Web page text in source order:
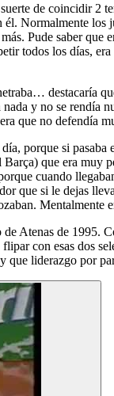
de coincidir 2
Normalmente
Pude saber
todos los días,
destacaría
y no se
que no defendía
porque si
que era muy
cuando
que si le dejas
Atenas de
con esas dos
que liderazgo por